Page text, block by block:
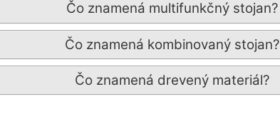
Čo znamená multifunkčný stojan?
Čo znamená kombinovaný stojan?
Čo znamená drevený materiál?